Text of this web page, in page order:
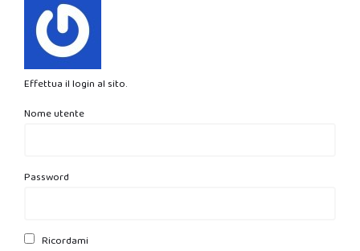
Effettua il login al sito.
Nome utente
Password
Ricordami